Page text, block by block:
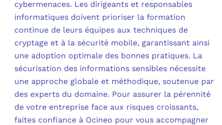
cybermenaces. Les dirigeants et responsables
informatiques doivent prioriser la formation
continue de leurs équipes aux techniques de
cryptage et à la sécurité mobile, garantissant ainsi
une adoption optimale des bonnes pratiques. La
sécurisation des informations sensibles nécessite
une approche globale et méthodique, soutenue par
des experts du domaine. Pour assurer la pérennité
de votre entreprise face aux risques croissants,
faites confiance à Ocineo pour vous accompagner